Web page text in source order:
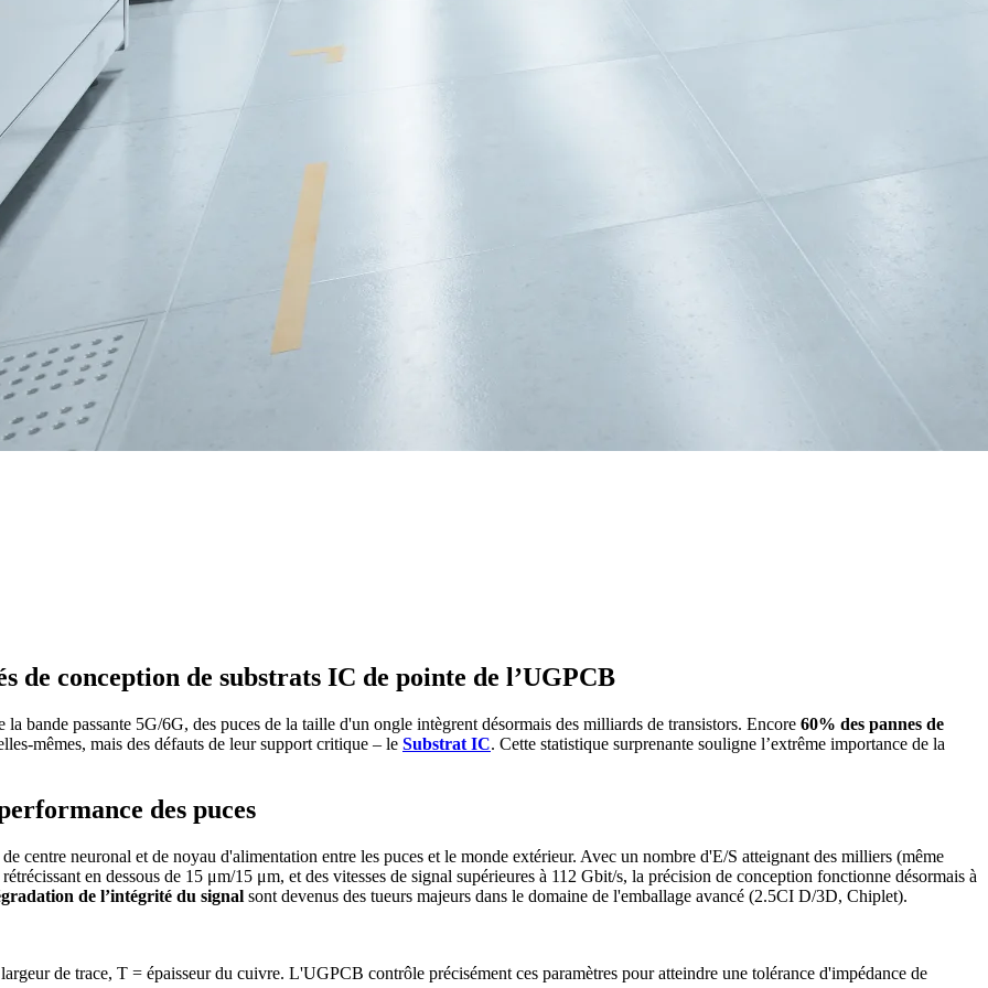
conception de substrats IC de pointe de l’UGPCB
bande passante 5G/6G, des puces de la taille d'un ongle intègrent désormais des milliards de transistors. Encore 60% des pannes de
mêmes, mais des défauts de leur support critique – le Substrat IC. Cette statistique surprenante souligne l’extrême importance de la
des puces
centre neuronal et de noyau d'alimentation entre les puces et le monde extérieur. Avec un nombre d'E/S atteignant des milliers (même
en dessous de 15 μm/15 μm, et des vitesses de signal supérieures à 112 Gbit/s, la précision de conception fonctionne désormais à
de l’intégrité du signal sont devenus des tueurs majeurs dans le domaine de l'emballage avancé (2.5CI D/3D, Chiplet).
de trace, T = épaisseur du cuivre. L'UGPCB contrôle précisément ces paramètres pour atteindre une tolérance d'impédance de